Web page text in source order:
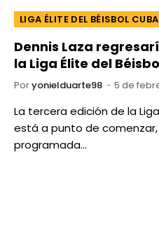
LIGA ÉLITE DEL BÉISBOL
Dennis Laza
la Liga Élite del
Poryonielduarte98 5 de
La tercera edición de la
está a punto de
programada…